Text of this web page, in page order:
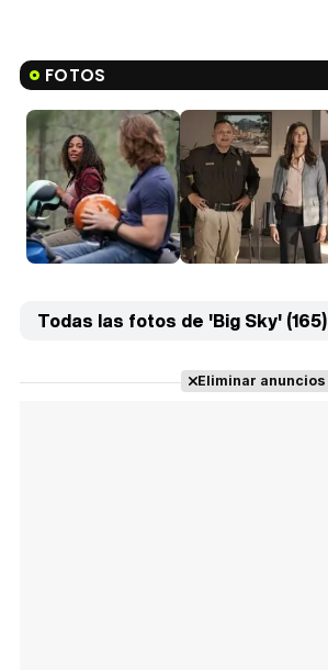
FOTOS
Todas las fotos de 'Big Sky' (165)
Eliminar anuncios